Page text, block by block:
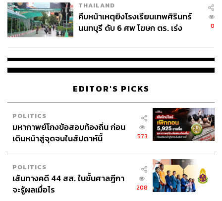
THAILAND
คืบหน้าเหตุยิงโรงเรียนเทพศิรินทร์
นนทบุรี ดับ 6 ศพ โฆษก ตร. เร่ง
0
EDITOR'S PICKS
POLITICS
มหากาพย์โกงข้อสอบท้องถิ่น ก่อน
เดินหน้าสู่จุดจบในสัปดาห์นี้
573
POLITICS
เส้นทางคดี 44 สส. ในชั้นศาลฎีกา
จะรู้ผลเมื่อไร
208